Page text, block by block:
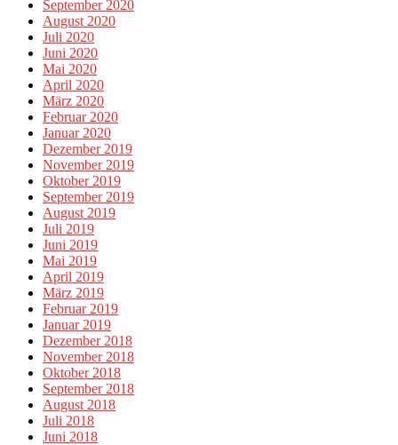
September 2020
August 2020
Juli 2020
Juni 2020
Mai 2020
April 2020
März 2020
Februar 2020
Januar 2020
Dezember 2019
November 2019
Oktober 2019
September 2019
August 2019
Juli 2019
Juni 2019
Mai 2019
April 2019
März 2019
Februar 2019
Januar 2019
Dezember 2018
November 2018
Oktober 2018
September 2018
August 2018
Juli 2018
Juni 2018